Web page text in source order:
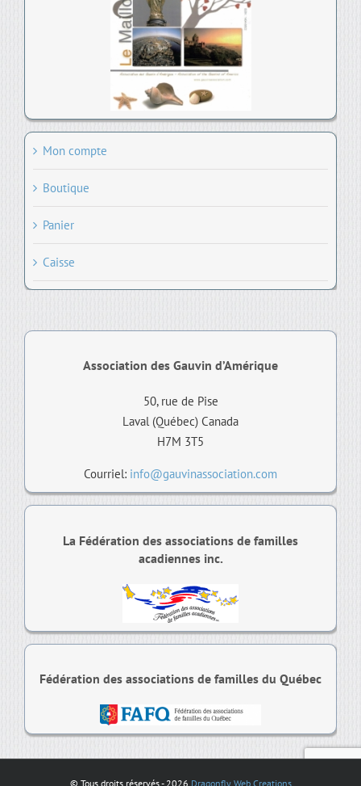
Association des Gauvin d’Amérique
50, rue de Pise
Laval (Québec) Canada
H7M 3T5
Courriel: info@gauvinassociation.com
La Fédération des associations de familles
acadiennes inc.
Fédération des associations de familles du Québec
Mon compte
Boutique
Panier
Caisse
© Tous droits réservés - 2026 Dragonfly Web Creations